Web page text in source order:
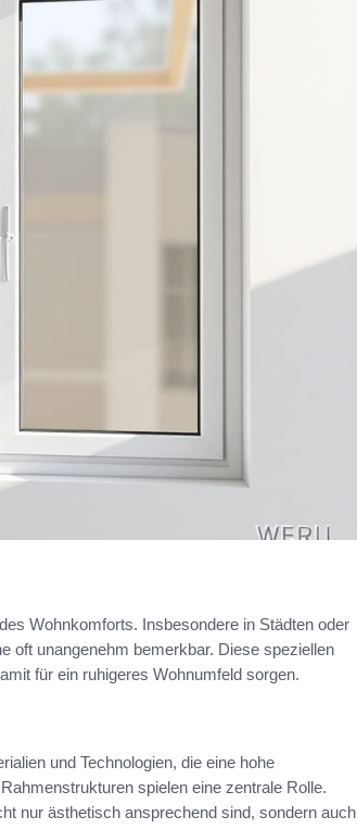
Wohnkomforts. Insbesondere in Städten oder
oft unangenehm bemerkbar. Diese speziellen
für ein ruhigeres Wohnumfeld sorgen.
und Technologien, die eine hohe
spielen eine zentrale Rolle.
nur ästhetisch ansprechend sind, sondern auch